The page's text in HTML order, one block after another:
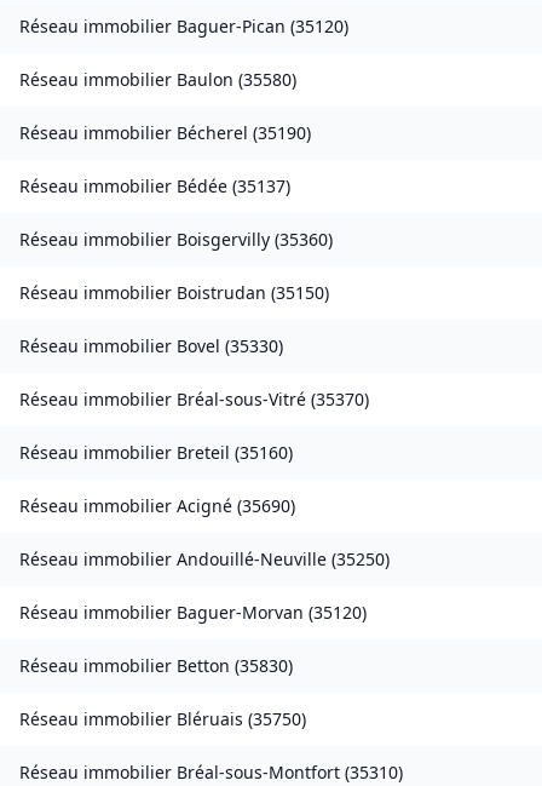
Réseau immobilier Baguer-Pican (35120)
Réseau immobilier Baulon (35580)
Réseau immobilier Bécherel (35190)
Réseau immobilier Bédée (35137)
Réseau immobilier Boisgervilly (35360)
Réseau immobilier Boistrudan (35150)
Réseau immobilier Bovel (35330)
Réseau immobilier Bréal-sous-Vitré (35370)
Réseau immobilier Breteil (35160)
Réseau immobilier Acigné (35690)
Réseau immobilier Andouillé-Neuville (35250)
Réseau immobilier Baguer-Morvan (35120)
Réseau immobilier Betton (35830)
Réseau immobilier Bléruais (35750)
Réseau immobilier Bréal-sous-Montfort (35310)